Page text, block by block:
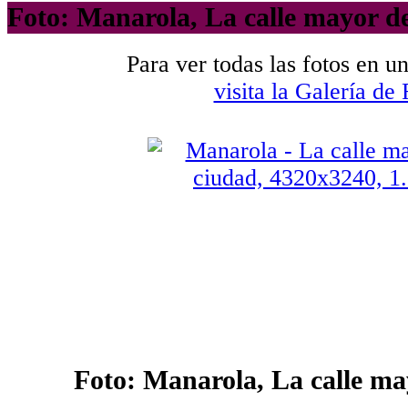
Foto: Manarola, La calle mayor
Para ver todas las fotos en
visita la Galería de
Foto: Manarola, La calle